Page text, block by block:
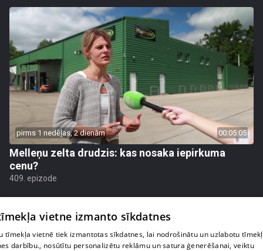
pirms 1 nedēļas, 2 dienām 00:05:05
Melleņu zelta drudzis: kas nosaka iepirkuma
cenu?
409. epizode
vietne izmanto sīkdatnes
tīmekļa vietnē tiek izmantotas sīkdatnes, lai nodrošinātu un uzlabotu
darbību., nosūtītu personalizētu reklāmu un satura ģenerēšanai, veiktu